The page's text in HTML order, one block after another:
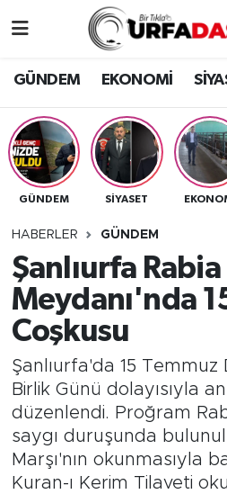
GÜNDEM EKONOMİ
GÜNDEM SİYASET
HABERLER GÜNDEM
Şanlıurfa Rabia
Meydanı'nda
Coşkusu
Şanlıurfa'da 15 Temmuz
Birlik Günü dolayısıyla
düzenlendi. Proğram
saygı duruşunda
Marşı'nın okunmasıyla
Kuran-ı Kerim Tilaveti
EKONOMİ
SİYASET
SPOR
SAĞLIK
TEKNOLOJİ
OTOMOBİL
Gizlilik ve Güvenlik
İletişim
Nöbetçi Eczaneler
Hava Durumu
Namaz Vakitleri
Trafik Durumu
Süper Lig Puan
Tüm Manşetler
Son Dakika Haberleri
Haber Arşivi